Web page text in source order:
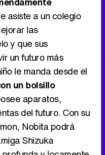
asiste a un colegio
las
y que sus
un futuro más
le manda desde el
un bolsillo
aparatos,
del futuro. Con su
Nobita podrá
Shizuka